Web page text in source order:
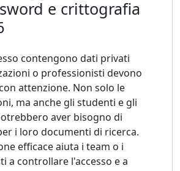
e crittografia
contengono dati privati
o professionisti devono
attenzione. Non solo le
ma anche gli studenti e gli
aver bisogno di
i loro documenti di ricerca.
efficace aiuta i team o i
a controllare l'accesso e a